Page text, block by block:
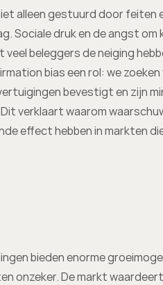
alleen gestuurd door feiten
Sociale druk en de angst om
beleggers de neiging
bias een rol: we zoeken
bevestigt en zijn
verklaart waarom
effect hebben in markten
bieden enorme
onzeker. De markt